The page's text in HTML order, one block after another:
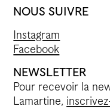
NOUS SUIVRE
Instagram
Facebook
NEWSLETTER
Pour recevoir la
Lamartine,